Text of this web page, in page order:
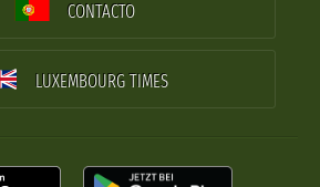
CONTACTO
LUXEMBOURG TIMES